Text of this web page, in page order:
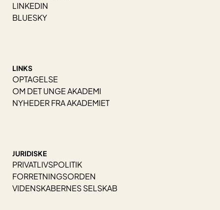
LINKEDIN
BLUESKY
LINKS
OPTAGELSE
OM DET UNGE AKADEMI
NYHEDER FRA AKADEMIET
JURIDISKE
PRIVATLIVSPOLITIK
FORRETNINGSORDEN
VIDENSKABERNES SELSKAB